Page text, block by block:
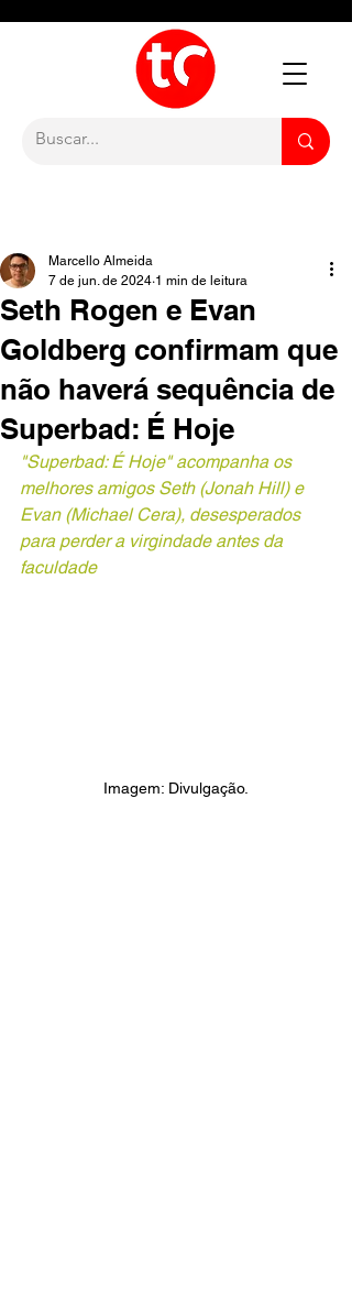
Seth Rogen e Evan
Goldberg confirmam que
não haverá sequência de
Superbad: É Hoje
Marcello Almeida
7 de jun. de 2024 1 min de leitura
"Superbad: É Hoje" acompanha os
melhores amigos Seth (Jonah Hill) e
Evan (Michael Cera), desesperados
para perder a virgindade antes da
faculdade
Imagem: Divulgação.